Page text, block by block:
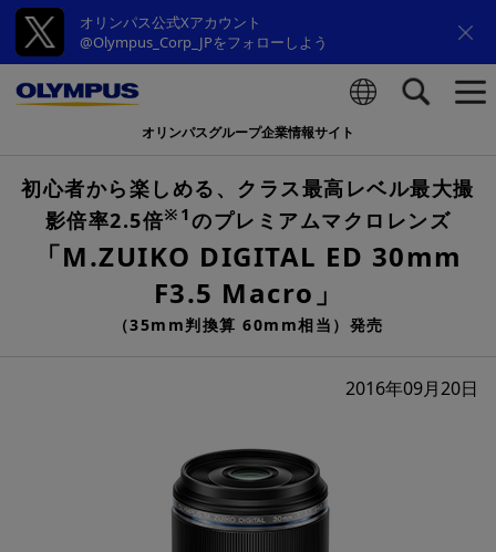
オリンパス公式Xアカウント
@Olympus_Corp_JPをフォローしよう
オリンパスグループ企業情報サイト
初心者から楽しめる、クラス最高レベル最大撮
影倍率2.5倍※1のプレミアムマクロレンズ
「M.ZUIKO DIGITAL ED 30mm
F3.5 Macro」
（35mm判換算 60mm相当）発売
2016年09月20日